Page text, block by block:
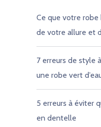
Ce que votre
de votre allure et
7 erreurs de style
une robe vert
5 erreurs à éviter
en dentelle